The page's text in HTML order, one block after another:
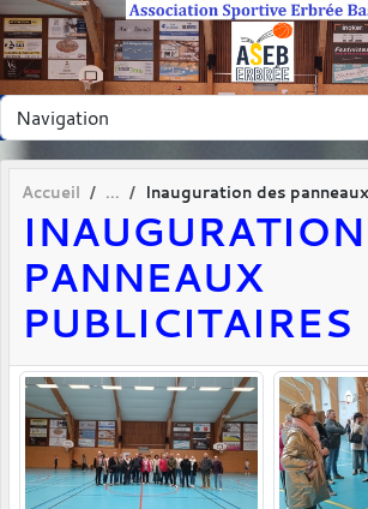
Accueil Inauguration des
PANNEAUX
PUBLICITAIRES
Panneau de gestion des cookies